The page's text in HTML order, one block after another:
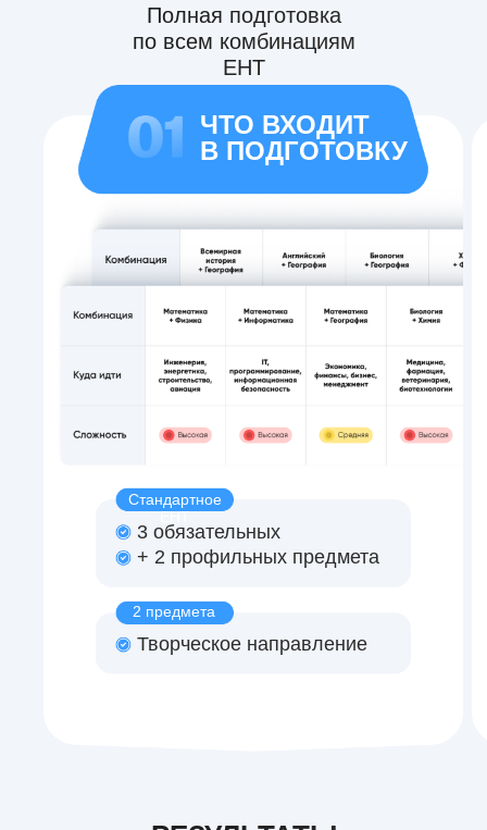
Полная подготовка
по всем комбинациям
ЕНТ
2 предмета
Стандартное
ЕНТ
3 обязательных
+ 2 профильных предмета
Творческое направление
ЧТО ВХОДИТ
В ПОДГОТОВКУ